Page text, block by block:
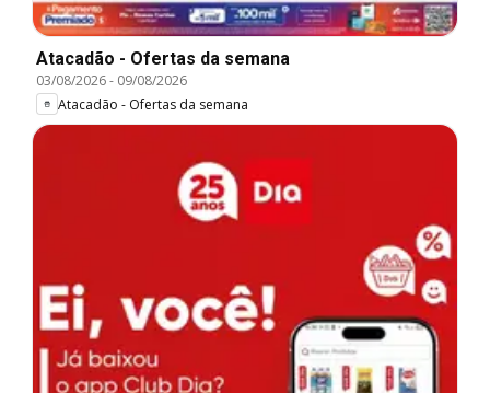
Atacadão - Ofertas da semana
03/08/2026- 09/08/2026
Atacadão - Ofertas da semana